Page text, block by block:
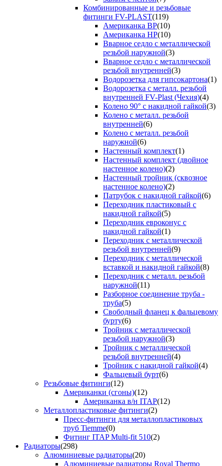
Комбинированные и резьбовые
фитинги FV-PLAST(119)
Американка ВР(10)
Американка НР(10)
Вварное седло с металлической
резьбой наружной(3)
Вварное седло с металлической
резьбой внутренней(3)
Водорозетка для гипсокартона(1)
Водорозетка с металл. резьбой
внутренней FV-Plast (Чехия)(4)
Колено 90° с накидной гайкой(3)
Колено с металл. резьбой
внутренней(6)
Колено с металл. резьбой
наружной(6)
Настенный комплект(1)
Настенный комплект (двойное
настенное колено)(2)
Настенный тройник (сквозное
настенное колено)(2)
Патрубок с накидной гайкой(6)
Переходник пластиковый с
накидной гайкой(5)
Переходник евроконус с
накидной гайкой(1)
Переходник с металлической
резьбой внутренней(9)
Переходник с металлической
вставкой и накидной гайкой(8)
Переходник с металл. резьбой
наружной(11)
Разборное соединение труба -
труба(5)
Свободный фланец к фальцевому
бурту(6)
Тройник с металлической
резьбой наружной(3)
Тройник с металлической
резьбой внутренней(4)
Тройник с накидной гайкой(4)
Фальцевый бурт(6)
Резьбовые фитинги(12)
Американки (сгоны)(12)
Американка в/н ITAP(12)
Металлопластиковые фитинги(2)
Пресс-фитинги для металлопластиковых
труб Tiemme(0)
Фитинг ITAP Multi-fit 510(2)
Радиаторы(298)
Алюминиевые радиаторы(20)
Алюминиевые радиаторы Royal Thermo